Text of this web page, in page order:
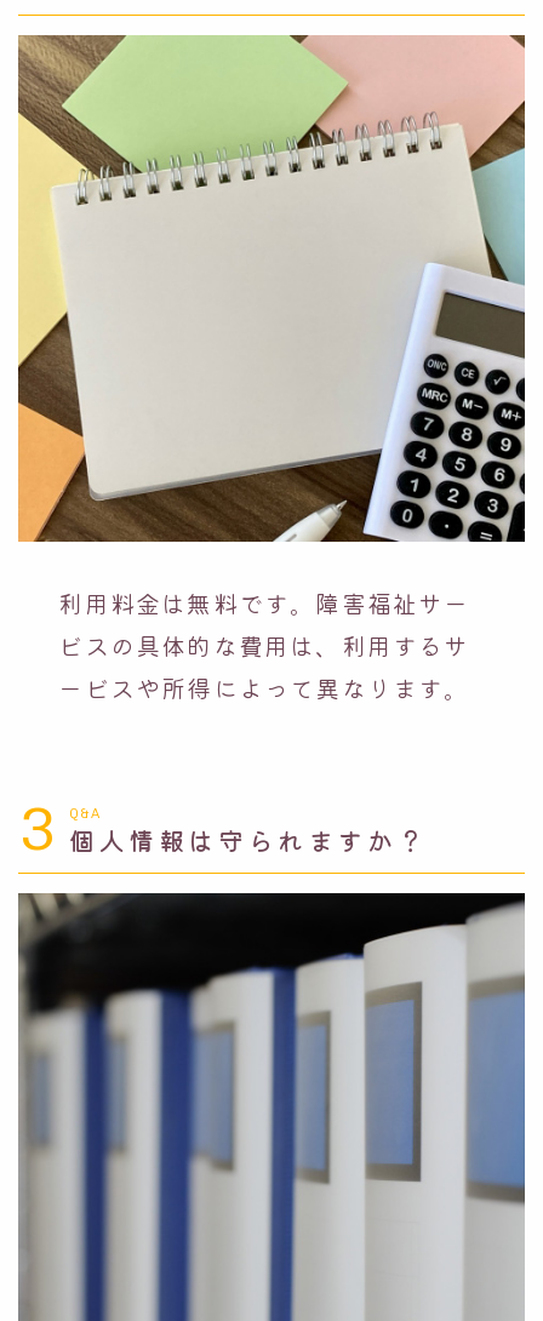
利用料金は無料です。障害福祉サー
ビスの具体的な費用は、利用するサ
ービスや所得によって異なります。
3 Q&A
個人情報は守られますか？